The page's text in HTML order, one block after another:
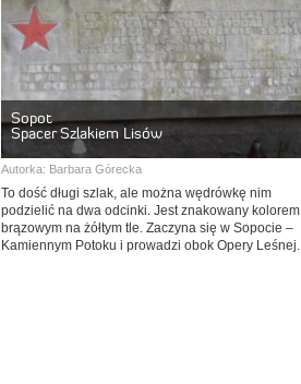
Sopot
Spacer Szlakiem Lisów
Autorka: Barbara Górecka
To dość długi szlak, ale można wędrówkę nim
podzielić na dwa odcinki. Jest znakowany kolorem
brązowym na żółtym tle. Zaczyna się w Sopocie –
Kamiennym Potoku i prowadzi obok Opery Leśnej.